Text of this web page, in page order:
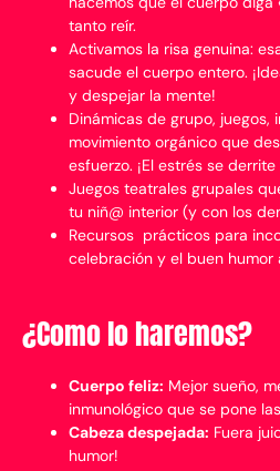
tanto reír.
Activamos la risa genuina:
sacude el cuerpo entero.
y despejar la mente!
Dinámicas de grupo, juegos,
movimiento orgánico que
esfuerzo. ¡El estrés se
Juegos teatrales grupales
tu niñ@ interior (y con los
Recursos prácticos para
celebración y el buen humor
¿Como lo haremos?
Cuerpo feliz: Mejor sueño,
inmunológico que se pone
Cabeza despejada: Fuera
humor!